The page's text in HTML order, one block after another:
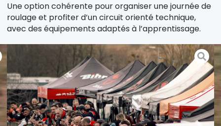
Une option cohérente pour organiser une journée de
roulage et profiter d’un circuit orienté technique,
avec des équipements adaptés à l’apprentissage.